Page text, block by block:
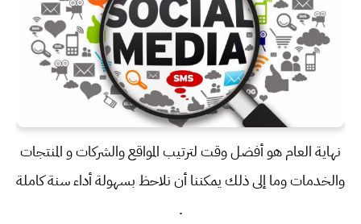
نهاية العام هو أفضل وقت لترتيب المواقع والشركات و المنتجات
والخدمات وما إلى ذلك يمكننا أن نلاحظ بسهولة أداء سنة كاملة
.